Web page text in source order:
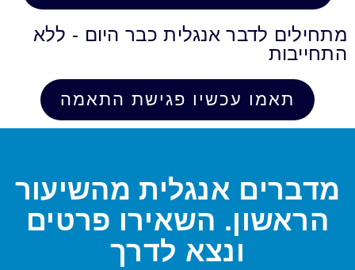
מתחילים לדבר אנגלית כבר היום - ללא
התחייבות
תאמו עכשיו פגישת התאמה
מדברים אנגלית מהשיעור
הראשון. השאירו פרטים
ונצא לדרך